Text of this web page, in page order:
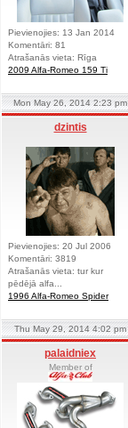
Pievienojies: 13 Jan 2014
Komentāri: 81
Atrašanās vieta: Rīga
2009 Alfa-Romeo 159 Ti
Mon May 26, 2014 2:23 pm
dzintis
Pievienojies: 20 Jul 2006
Komentāri: 3819
Atrašanās vieta: tur kur
pēdējā alfa...
1996 Alfa-Romeo Spider
Thu May 29, 2014 4:02 pm
palaidniex
Member of